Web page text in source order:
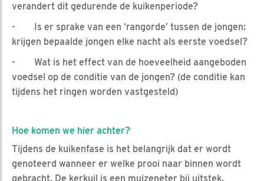
verandert dit gedurende de kuikenperiode?
- Is er sprake van een ‘rangorde’ tussen de jongen:
krijgen bepaalde jongen elke nacht als eerste voedsel?
- Wat is het effect van de hoeveelheid aangeboden
voedsel op de conditie van de jongen? (de conditie kan
tijdens het ringen worden vastgesteld)
Hoe komen we hier achter?
Tijdens de kuikenfase is het belangrijk dat er wordt
genoteerd wanneer er welke prooi naar binnen wordt
gebracht. De kerkuil is een muizeneter bij uitstek.